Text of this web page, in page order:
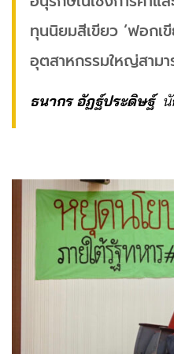
ทุนนิยมสีเขียว ‘ฟอกเ
อุตสาหกรรมใหญ่สามา
ธนากร อัฏฐ์ประดิษฐ์นั